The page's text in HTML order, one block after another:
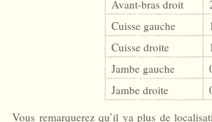
Avant-bras droit
Cuisse gauche
Cuisse droite
Jambe gauche
Jambe droite
Vous remarquerez qu’il ya plus de